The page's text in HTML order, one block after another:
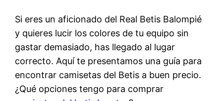
Si eres un aficionado del Real Betis Balompié
y quieres lucir los colores de tu equipo sin
gastar demasiado, has llegado al lugar
correcto. Aquí te presentamos una guía para
encontrar camisetas del Betis a buen precio.
¿Qué opciones tengo para comprar